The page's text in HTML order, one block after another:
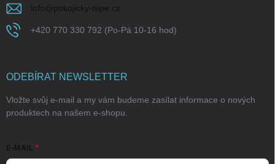
info@pokojicky-tepe.cz
+420 770 330 792 (Po-Pá 10-16 hod)
ODEBÍRAT NEWSLETTER
Vložte svůj e-mail a my vám budeme zasílat informace o nových
produktech na našem e-shopu.
E-MAIL